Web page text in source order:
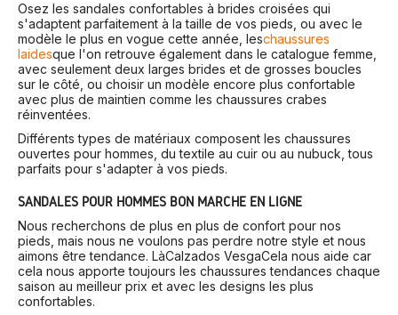
Osez les sandales confortables à brides croisées qui
s'adaptent parfaitement à la taille de vos pieds, ou avec le
modèle le plus en vogue cette année, leschaussures
laidesque l'on retrouve également dans le catalogue femme,
avec seulement deux larges brides et de grosses boucles
sur le côté, ou choisir un modèle encore plus confortable
avec plus de maintien comme les chaussures crabes
réinventées.
Différents types de matériaux composent les chaussures
ouvertes pour hommes, du textile au cuir ou au nubuck, tous
parfaits pour s'adapter à vos pieds.
SANDALES POUR HOMMES BON MARCHÉ EN LIGNE
Nous recherchons de plus en plus de confort pour nos
pieds, mais nous ne voulons pas perdre notre style et nous
aimons être tendance. LàCalzados VesgaCela nous aide car
cela nous apporte toujours les chaussures tendances chaque
saison au meilleur prix et avec les designs les plus
confortables.